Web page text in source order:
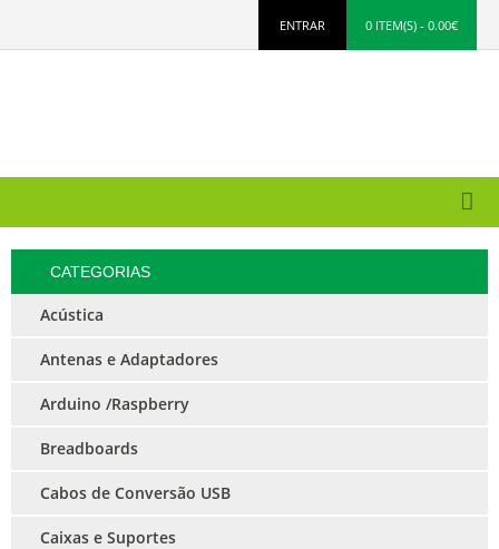
ENTRAR 0 ITEM(S) - 0.00€
CATEGORIAS
Acústica
Antenas e Adaptadores
Arduino /Raspberry
Breadboards
Cabos de Conversão USB
Caixas e Suportes